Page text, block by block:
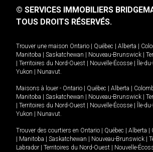
© SERVICES IMMOBILIERS
TOUS DROITS RÉSERVÉS.
Trouver une maison Ontario Québec Alberta
Manitoba
Saskatchewan Nouveau-Brunswick
Territoires du Nord-Ouest Nouvelle-Écosse Île-
Yukon
Nunavut.
Maisons à louer - Ontario Québec Alberta
Manitoba
Saskatchewan Nouveau-Brunswick
Territoires du Nord-Ouest Nouvelle-Écosse Île-
Yukon
Nunavut.
Trouver des courtiers en Ontario Québec Alberta
Manitoba Saskatchewan Nouveau-Brunswick
Labrador
Territoires du Nord-Ouest Nouvelle-